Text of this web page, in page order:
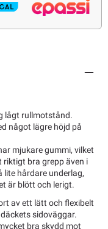
lågt rullmotstånd.
något lägre höjd på
mjukare gummi, vilket
bra grepp även i
lite hårdare underlag,
är blött och lerigt.
av ett lätt och flexibelt
sidoväggar.
bra skydd mot